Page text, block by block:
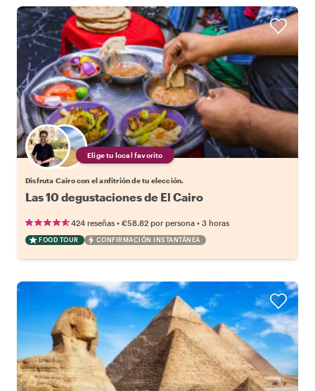
Elige tu local favorito
Disfruta Cairo con el anfitrión de tu elección.
Las 10 degustaciones de El Cairo
424 reseñas • €58.82 por persona • 3 horas
FOOD TOUR CONFIRMACIÓN INSTANTÁNEA